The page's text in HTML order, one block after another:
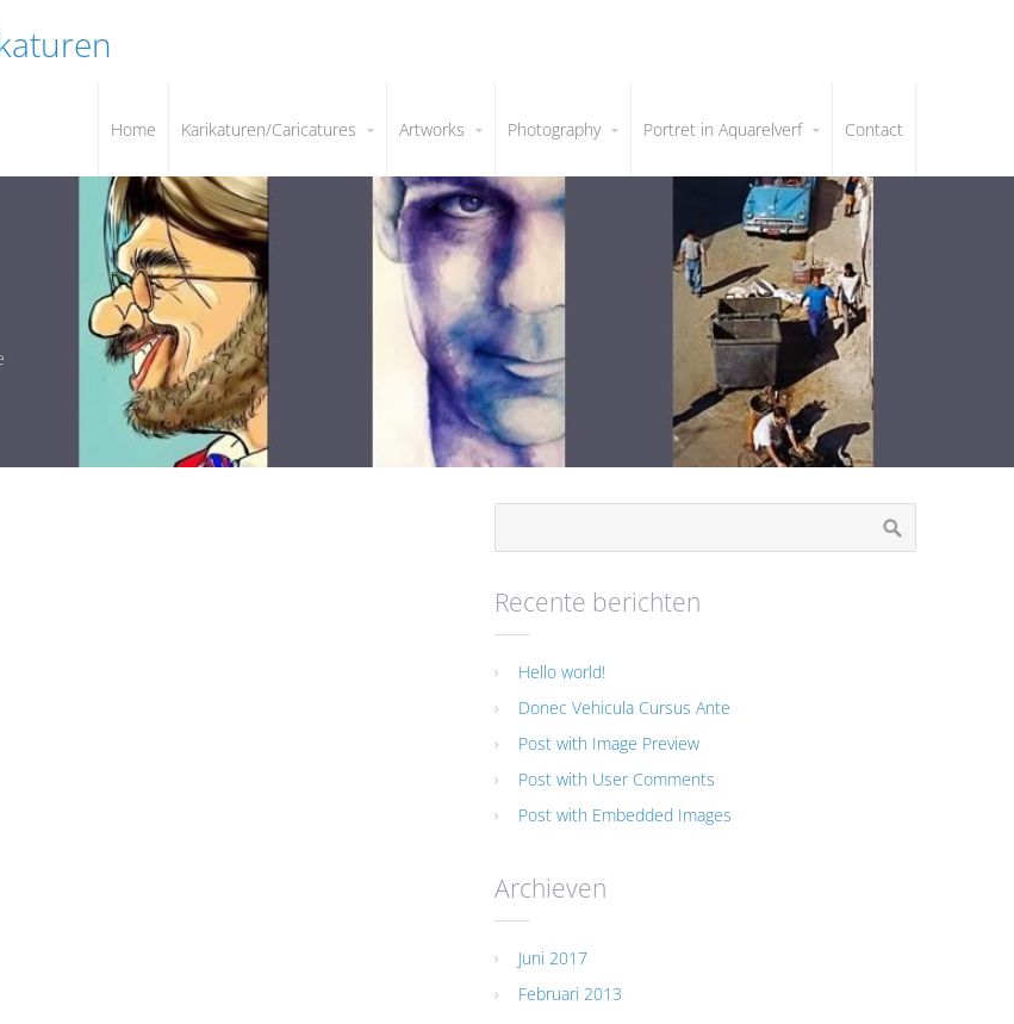
Home Karikaturen/Caricatures Artworks Photography Portret in Aquarelverf Contact
Recente berichten
Hello world!
Donec Vehicula Cursus Ante
Post with Image Preview
Post with User Comments
Post with Embedded Images
Archieven
Juni 2017
Februari 2013